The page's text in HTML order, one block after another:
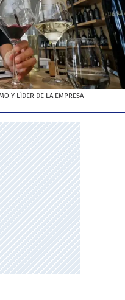
Y LÍDER DE LA EMPRESA